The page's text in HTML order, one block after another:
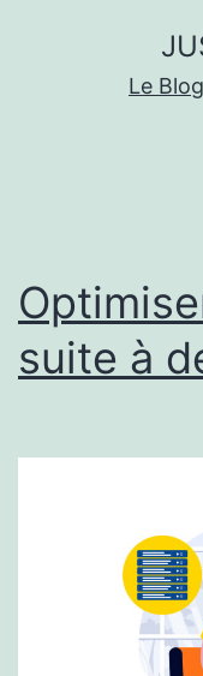
Le
suite à